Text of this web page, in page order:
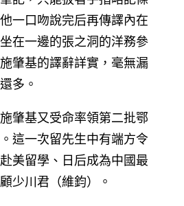
一口吻說完后再傳譯內在
在一邊的張之洞的洋務參
肇基的譯辭詳實，毫無漏
多。
肇基又受命率領第二批鄂
這一次留先生中有端方令
美留學、日后成為中國最
少川君（維鈞）。